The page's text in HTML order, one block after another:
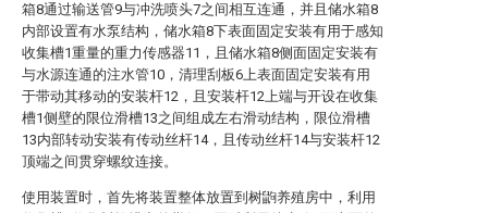
箱8通过输送管9与冲洗喷头7之间相互连通，并且储水箱8
内部设置有水泵结构，储水箱8下表面固定安装有用于感知
收集槽1重量的重力传感器11，且储水箱8侧面固定安装有
与水源连通的注水管10，清理刮板6上表面固定安装有用
于带动其移动的安装杆12，且安装杆12上端与开设在收集
槽1侧壁的限位滑槽13之间组成左右滑动结构，限位滑槽
13内部转动安装有传动丝杆14，且传动丝杆14与安装杆12
顶端之间贯穿螺纹连接。
使用装置时，首先将装置整体放置到树鼩养殖房中，利用